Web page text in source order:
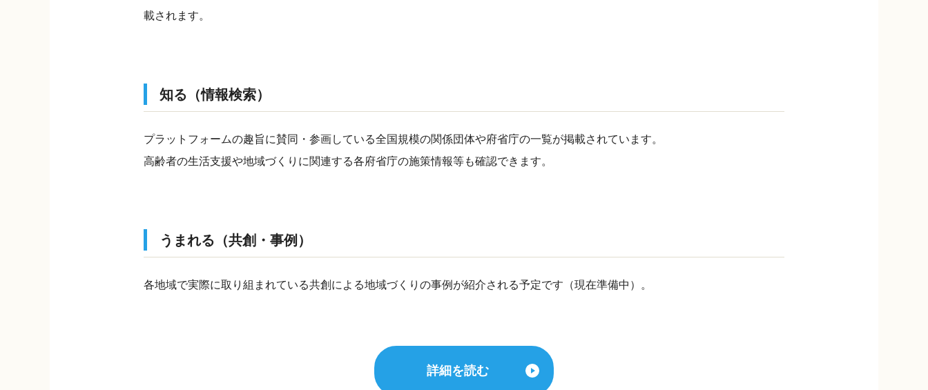
載されます。
知る（情報検索）
プラットフォームの趣旨に賛同・参画している全国規模の関係団体や府省庁の一覧が掲載されています。
高齢者の生活支援や地域づくりに関連する各府省庁の施策情報等も確認できます。
うまれる（共創・事例）
各地域で実際に取り組まれている共創による地域づくりの事例が紹介される予定です（現在準備中）。
詳細を読む